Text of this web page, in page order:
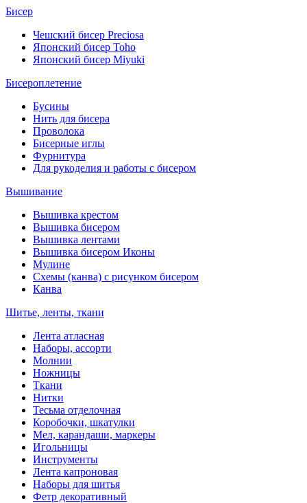
Бисер
Чешский бисер Preciosa
Японский бисер Toho
Японский бисер Miyuki
Бисероплетение
Бусины
Нить для бисера
Проволока
Бисерные иглы
Фурнитура
Для рукоделия и работы с бисером
Вышивание
Вышивка крестом
Вышивка бисером
Вышивка лентами
Вышивка бисером Иконы
Мулине
Схемы (канва) с рисунком бисером
Канва
Шитье, ленты, ткани
Лента атласная
Наборы, ассорти
Молнии
Ножницы
Ткани
Нитки
Тесьма отделочная
Коробочки, шкатулки
Мел, карандаши, маркеры
Игольницы
Инструменты
Лента капроновая
Наборы для шитья
Фетр декоративный